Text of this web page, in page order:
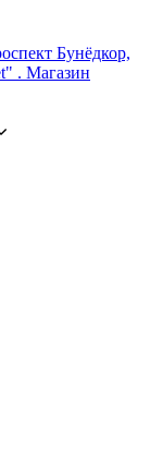
Бунёдкор,
. Магазин